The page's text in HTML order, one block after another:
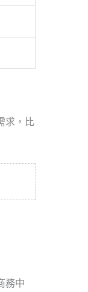
求，比
務中